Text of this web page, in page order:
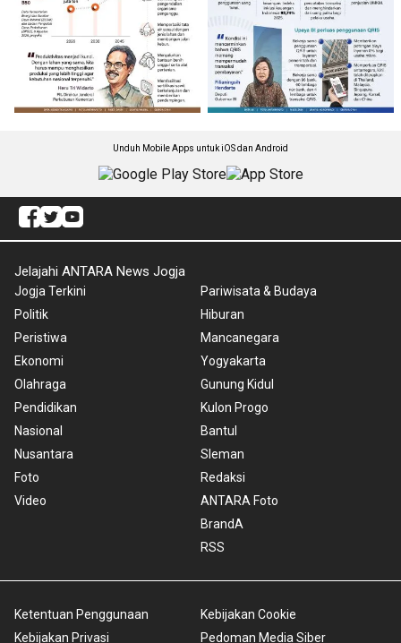
Unduh Mobile Apps untuk iOS dan Android
Jelajahi ANTARA News Jogja
Jogja Terkini
Politik
Peristiwa
Ekonomi
Olahraga
Pendidikan
Nasional
Nusantara
Foto
Video
Pariwisata & Budaya
Hiburan
Mancanegara
Yogyakarta
Gunung Kidul
Kulon Progo
Bantul
Sleman
Redaksi
ANTARA Foto
BrandA
RSS
Ketentuan Penggunaan
Kebijakan Privasi
Kebijakan Cookie
Pedoman Media Siber